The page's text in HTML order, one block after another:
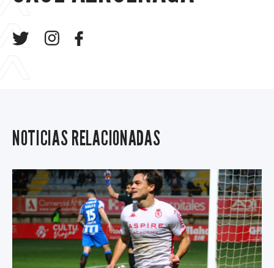
NOTICIAS RELACIONADAS